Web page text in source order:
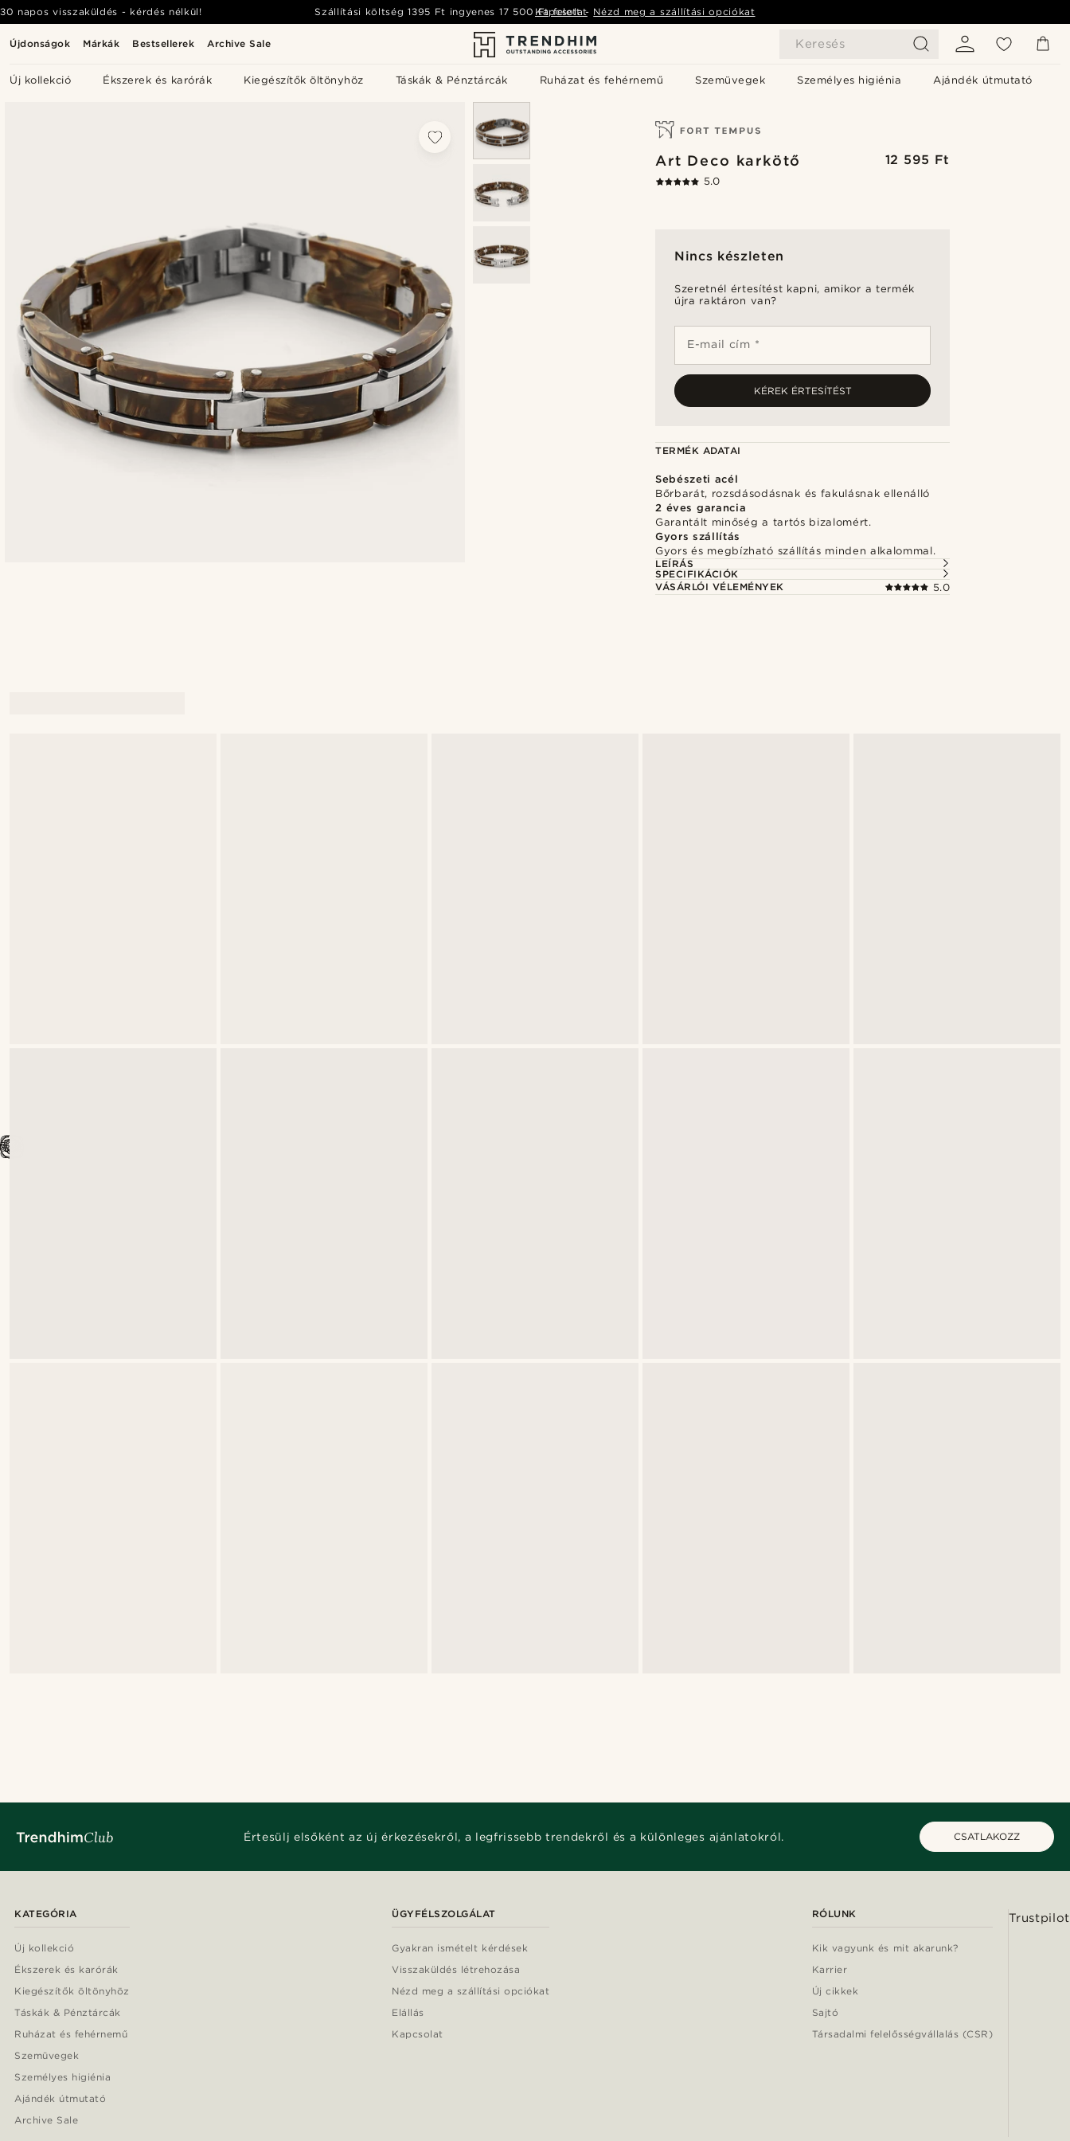
Újdonságok Márkák Bestsellerek Archive Sale Keresés
Új kollekció Ékszerek és karórák Kiegészítők öltönyhöz Táskák & Pénztárcák Ruházat és fehérnemű Szemüvegek Személyes higiénia Ajándék útmutató
30 napos visszaküldés - kérdés nélkül! Szállítási költség1395 Ft ingyenes 17 500 Ft felett- Nézd meg a szállítási opciókat
Kapcsolat
Art Deco karkötő 12 595 Ft
5.0
Nincs készleten
Szeretnél értesítést kapni, amikor a termék
újra raktáron van?
E-mail cím *
KÉREK ÉRTESÍTÉST
TERMÉK ADATAI
Sebészeti acél
Bőrbarát, rozsdásodásnak és fakulásnak ellenálló
2 éves garancia
Garantált minőség a tartós bizalomért.
Gyors szállítás
Gyors és megbízható szállítás minden alkalommal.
LEÍRÁS
SPECIFIKÁCIÓK
VÁSÁRLÓI VÉLEMÉNYEK
5.0
Értesülj elsőként az új érkezésekről, a legfrissebb trendekről és a különleges ajánlatokról. CSATLAKOZZ
KATEGÓRIA
Új kollekció
Ékszerek és karórák
Kiegészítők öltönyhöz
Táskák & Pénztárcák
Ruházat és fehérnemű
Szemüvegek
Személyes higiénia
Ajándék útmutató
Archive Sale
ÜGYFÉLSZOLGÁLAT
Gyakran ismételt kérdések
Visszaküldés létrehozása
Nézd meg a szállítási opciókat
Elállás
Kapcsolat
RÓLUNK
Kik vagyunk és mit akarunk?
Karrier
Új cikkek
Sajtó
Társadalmi felelősségvállalás (CSR)
Trustpilot